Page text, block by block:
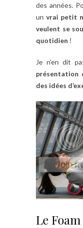
des années.
un vrai petit
veulent se
quotidien !
Je n’en dit
présentation
des idées
Le